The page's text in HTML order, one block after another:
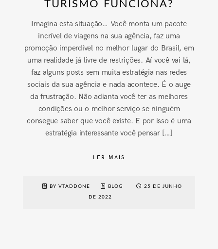
TURISMO FUNCIONA?
Imagina esta situação… Você monta um pacote
incrível de viagens na sua agência, faz uma
promoção imperdível no melhor lugar do Brasil, em
uma realidade já livre de restrições. Aí você vai lá,
faz alguns posts sem muita estratégia nas redes
sociais da sua agência e nada acontece. É o auge
da frustração. Não adianta você ter as melhores
condições ou o melhor serviço se ninguém
consegue saber que você existe. E por isso é uma
estratégia interessante você pensar […]
LER MAIS
BY VTADDONE BLOG 25 DE JUNHO
DE 2022